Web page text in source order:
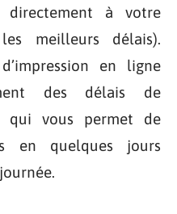
directement à votre
meilleurs délais).
en ligne
des délais de
qui vous permet de
en quelques jours